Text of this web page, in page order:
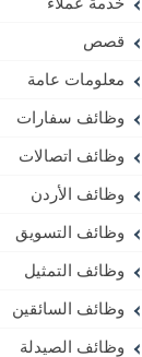
قصص
معلومات عامة
وظائف سفارات
وظائف اتصالات
وظائف الأردن
وظائف التسويق
وظائف التمثيل
وظائف السائقين
وظائف الصيدلة